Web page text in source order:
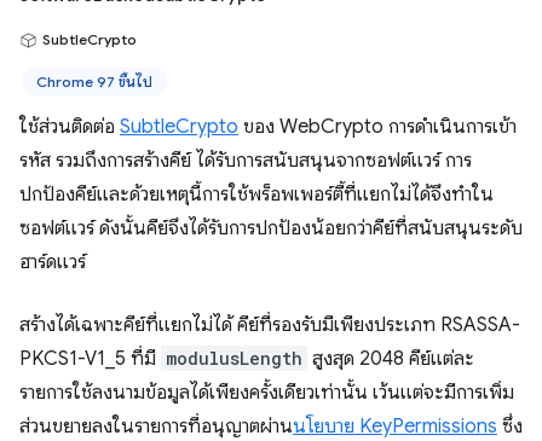
SubtleCrypto
Chrome 97 ขึ้นไป
ใช้ส่วนติดต่อ SubtleCrypto ของ WebCrypto การดำเนินการเข้า
รหัส รวมถึงการสร้างคีย์ ได้รับการสนับสนุนจากซอฟต์แวร์ การ
ปกป้องคีย์และด้วยเหตุนี้การใช้พร็อพเพอร์ตี้ที่แยกไม่ได้จึงทำใน
ซอฟต์แวร์ ดังนั้นคีย์จึงได้รับการปกป้องน้อยกว่าคีย์ที่สนับสนุนระดับ
ฮาร์ดแวร์
สร้างได้เฉพาะคีย์ที่แยกไม่ได้ คีย์ที่รองรับมีเพียงประเภท RSASSA-
PKCS1-V1_5 ที่มี modulusLength สูงสุด 2048 คีย์แต่ละ
รายการใช้ลงนามข้อมูลได้เพียงครั้งเดียวเท่านั้น เว้นแต่จะมีการเพิ่ม
ส่วนขยายลงในรายการที่อนุญาตผ่านนโยบาย KeyPermissions ซึ่ง